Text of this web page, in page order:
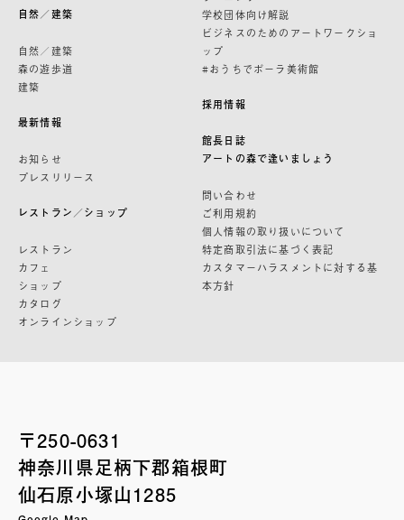
自然／建築
自然／建築
森の遊歩道
建築
最新情報
お知らせ
プレスリリース
レストラン／ショップ
レストラン
カフェ
ショップ
カタログ
オンラインショップ
学校団体向け解説
ビジネスのためのアートワークショ
ップ
#おうちでポーラ美術館
採用情報
館長日誌
アートの森で逢いましょう
問い合わせ
ご利用規約
個人情報の取り扱いについて
特定商取引法に基づく表記
カスタマーハラスメントに対する基
本方針
〒250-0631
神奈川県足柄下郡箱根町
仙石原小塚山1285